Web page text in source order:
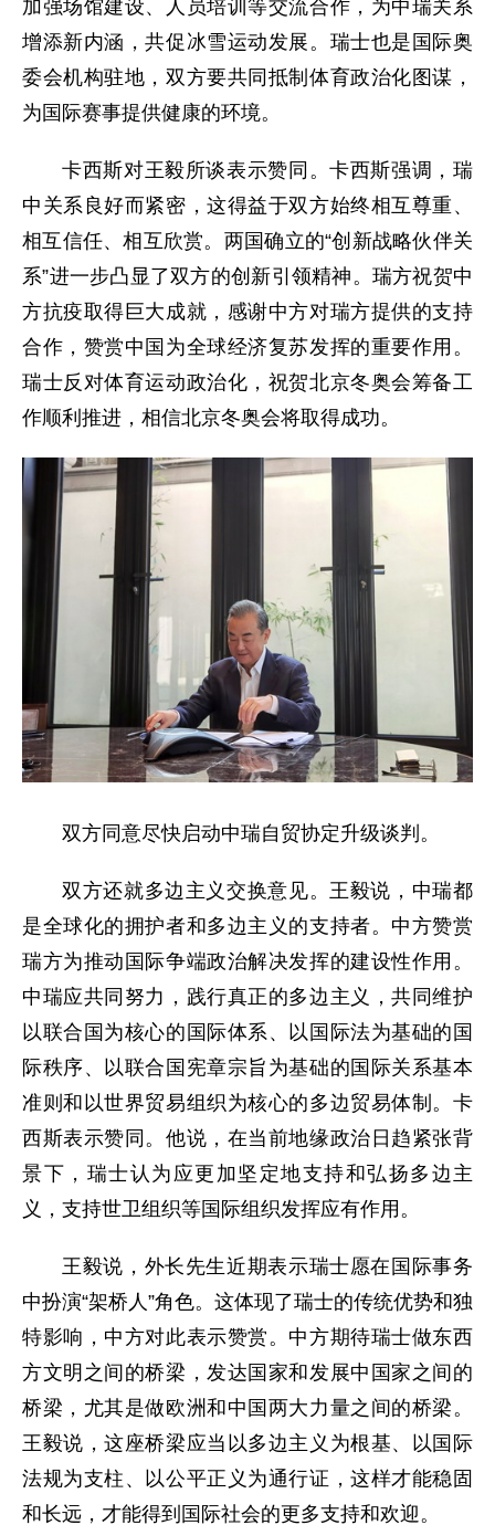
加强场馆建设、人员培训等交流合作，为中瑞关系
增添新内涵，共促冰雪运动发展。瑞士也是国际奥
委会机构驻地，双方要共同抵制体育政治化图谋，
为国际赛事提供健康的环境。
卡西斯对王毅所谈表示赞同。卡西斯强调，瑞
中关系良好而紧密，这得益于双方始终相互尊重、
相互信任、相互欣赏。两国确立的“创新战略伙伴关
系”进一步凸显了双方的创新引领精神。瑞方祝贺中
方抗疫取得巨大成就，感谢中方对瑞方提供的支持
合作，赞赏中国为全球经济复苏发挥的重要作用。
瑞士反对体育运动政治化，祝贺北京冬奥会筹备工
作顺利推进，相信北京冬奥会将取得成功。
双方同意尽快启动中瑞自贸协定升级谈判。
双方还就多边主义交换意见。王毅说，中瑞都
是全球化的拥护者和多边主义的支持者。中方赞赏
瑞方为推动国际争端政治解决发挥的建设性作用。
中瑞应共同努力，践行真正的多边主义，共同维护
以联合国为核心的国际体系、以国际法为基础的国
际秩序、以联合国宪章宗旨为基础的国际关系基本
准则和以世界贸易组织为核心的多边贸易体制。卡
西斯表示赞同。他说，在当前地缘政治日趋紧张背
景下，瑞士认为应更加坚定地支持和弘扬多边主
义，支持世卫组织等国际组织发挥应有作用。
王毅说，外长先生近期表示瑞士愿在国际事务
中扮演“架桥人”角色。这体现了瑞士的传统优势和独
特影响，中方对此表示赞赏。中方期待瑞士做东西
方文明之间的桥梁，发达国家和发展中国家之间的
桥梁，尤其是做欧洲和中国两大力量之间的桥梁。
王毅说，这座桥梁应当以多边主义为根基、以国际
法规为支柱、以公平正义为通行证，这样才能稳固
和长远，才能得到国际社会的更多支持和欢迎。